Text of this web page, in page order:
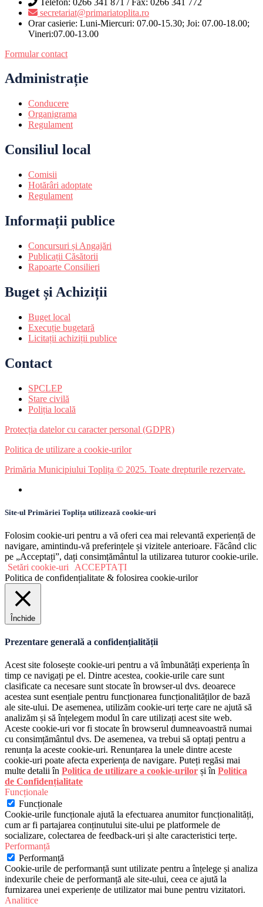
secretariat@primariatoplita.ro
Orar casierie: Luni-Miercuri: 07.00-15.30; Joi: 07.00-18.00;
Vineri:07.00-13.00
Formular contact
Administrație
Conducere
Organigrama
Regulament
Consiliul local
Comisii
Hotărâri adoptate
Regulament
Informații publice
Concursuri și Angajări
Publicații Căsătorii
Rapoarte Consilieri
Buget și Achiziții
Buget local
Execuție bugetară
Licitații achiziții publice
Contact
SPCLEP
Stare civilă
Poliția locală
Protecția datelor cu caracter personal (GDPR)
Politica de utilizare a cookie-urilor
Primăria Municipiului Toplița © 2025. Toate drepturile rezervate.
Site-ul Primăriei Toplița utilizează cookie-uri
Folosim cookie-uri pentru a vă oferi cea mai relevantă experiență de
navigare, amintindu-vă preferințele și vizitele anterioare. Făcând clic
pe „Acceptați”, dați consimțământul la utilizarea tuturor cookie-urile.
Setări cookie-uri
ACCEPTAȚI
Politica de confidențialitate & folosirea cookie-urilor
Închide
Prezentare generală a confidențialității
Acest site folosește cookie-uri pentru a vă îmbunătăți experiența în
timp ce navigați pe el. Dintre acestea, cookie-urile care sunt
clasificate ca necesare sunt stocate în browser-ul dvs. deoarece
acestea sunt esențiale pentru funcționarea funcționalităților de bază
ale site-ului. De asemenea, utilizăm cookie-uri terțe care ne ajută să
analizăm și să înțelegem modul în care utilizați acest site web.
Aceste cookie-uri vor fi stocate în browserul dumneavoastră numai
cu consimțământul dvs. De asemenea, va trebui să optați pentru a
renunța la aceste cookie-uri. Renunțarea la unele dintre aceste
cookie-uri poate afecta experiența de navigare. Puteți regăsi mai
multe detalii în Politica de utilizare a cookie-urilor și în Politica
de Confidențialitate
Funcționale
Funcționale
Cookie-urile funcționale ajută la efectuarea anumitor funcționalități,
cum ar fi partajarea conținutului site-ului pe platformele de
socializare, colectarea de feedback-uri și alte caracteristici terțe.
Performanță
Performanță
Cookie-urile de performanță sunt utilizate pentru a înțelege și analiza
indexurile cheie de performanță ale site-ului, ceea ce ajută la
furnizarea unei experiențe de utilizator mai bune pentru vizitatori.
Analitice